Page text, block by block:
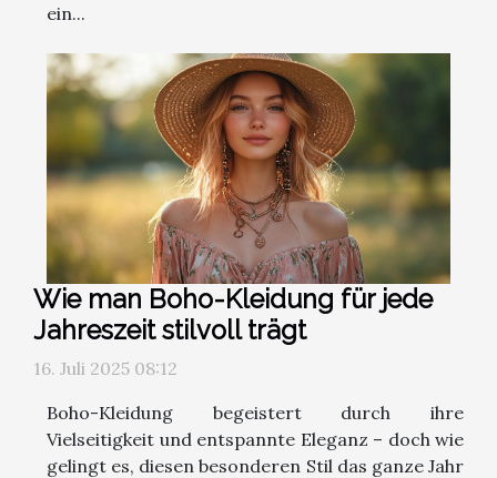
ein...
Wie man Boho-Kleidung für jede
Jahreszeit stilvoll trägt
16. Juli 2025 08:12
Boho-Kleidung begeistert durch ihre
Vielseitigkeit und entspannte Eleganz – doch wie
gelingt es, diesen besonderen Stil das ganze Jahr